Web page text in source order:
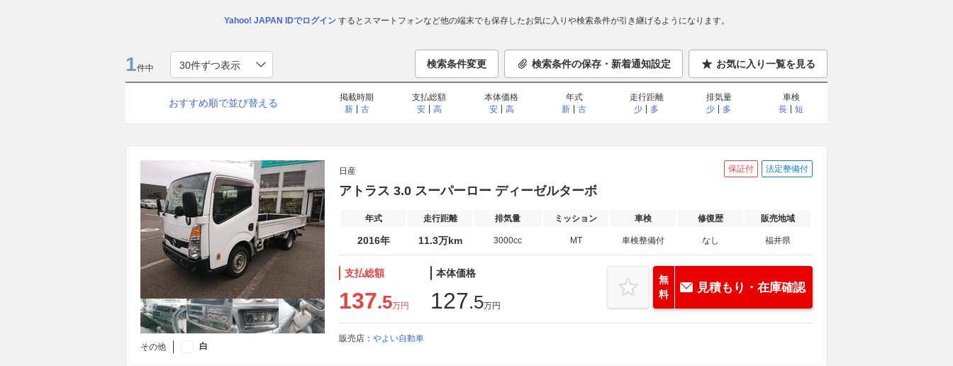
Yahoo! JAPAN IDでログインするとスマートフォンなど他の端末でも保存したお気に入りや検索条件が引き継げるようになります。
1件中 検索条件変更 検索条件の保存・新着通知設定 お気に入り一覧を見る
おすすめ順で並び替える
掲載時期
新
古
支払総額
安
高
本体価格
安
高
年式
新
古
走行距離
少
多
排気量
少
多
車検
長
短
その他 白
日産 保証付 法定整備付
アトラス 3.0 スーパーロー ディーゼルターボ
年式 走行距離 排気量 ミッション 車検 修復歴 販売地域
2016年 11.3万km 3000cc MT 車検整備付 なし 福井県
支払総額
137.5万円
本体価格
127.5万円
無
料
見積もり・在庫確認
販売店： やよい自動車